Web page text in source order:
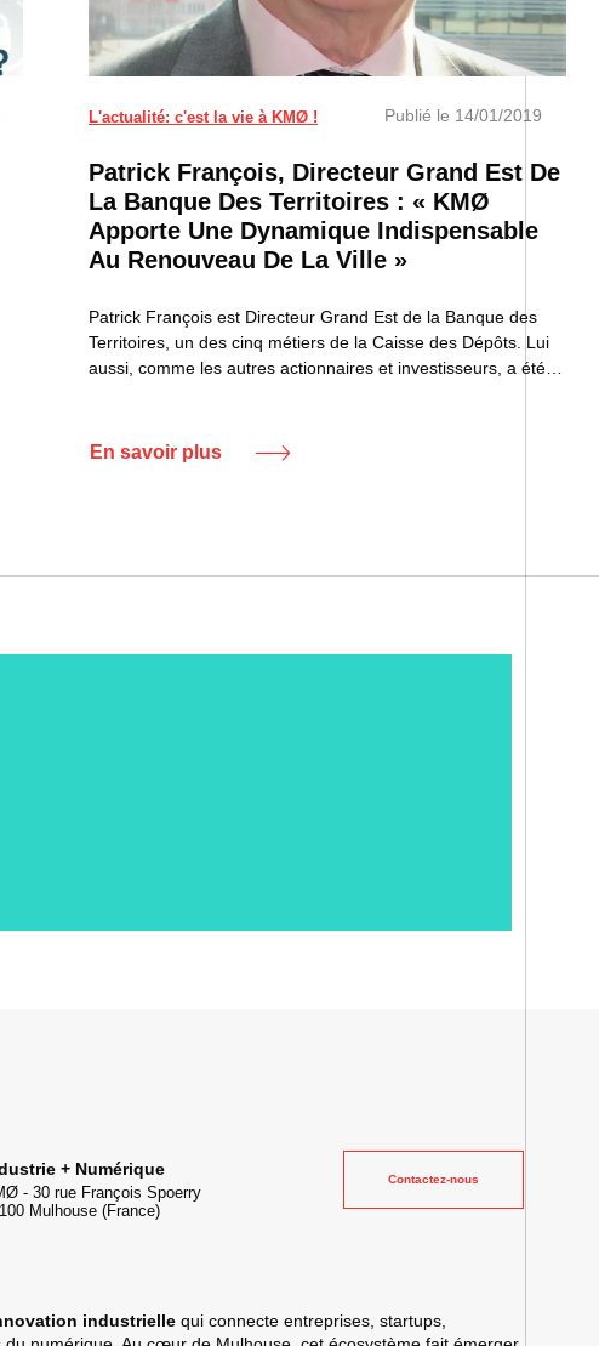
L'actualité: c'est la vie à KMØ ! Publié le 14/01/2019
Patrick François, Directeur Grand Est De
La Banque Des Territoires : « KMØ
Apporte Une Dynamique Indispensable
Au Renouveau De La Ville »
Patrick François est Directeur Grand Est de la Banque des
Territoires, un des cinq métiers de la Caisse des Dépôts. Lui
aussi, comme les autres actionnaires et investisseurs, a été…
En savoir plus
+ Numérique
- 30 rue François Spoerry
Mulhouse (France)
Contactez-nous
industrielle qui connecte entreprises, startups,